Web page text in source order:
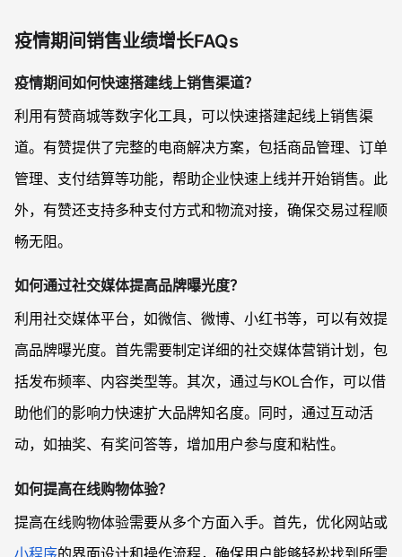
疫情期间销售业绩增长FAQs
疫情期间如何快速搭建线上销售渠道？
利用有赞商城等数字化工具，可以快速搭建起线上销售渠
道。有赞提供了完整的电商解决方案，包括商品管理、订单
管理、支付结算等功能，帮助企业快速上线并开始销售。此
外，有赞还支持多种支付方式和物流对接，确保交易过程顺
畅无阻。
如何通过社交媒体提高品牌曝光度？
利用社交媒体平台，如微信、微博、小红书等，可以有效提
高品牌曝光度。首先需要制定详细的社交媒体营销计划，包
括发布频率、内容类型等。其次，通过与KOL合作，可以借
助他们的影响力快速扩大品牌知名度。同时，通过互动活
动，如抽奖、有奖问答等，增加用户参与度和粘性。
如何提高在线购物体验？
提高在线购物体验需要从多个方面入手。首先，优化网站或
小程序的界面设计和操作流程，确保用户能够轻松找到所需